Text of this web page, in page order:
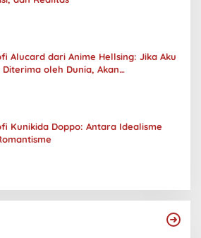
Alucard dari Anime Hellsing: Jika Aku
Diterima oleh Dunia, Akan
Kunikida Doppo: Antara Idealisme